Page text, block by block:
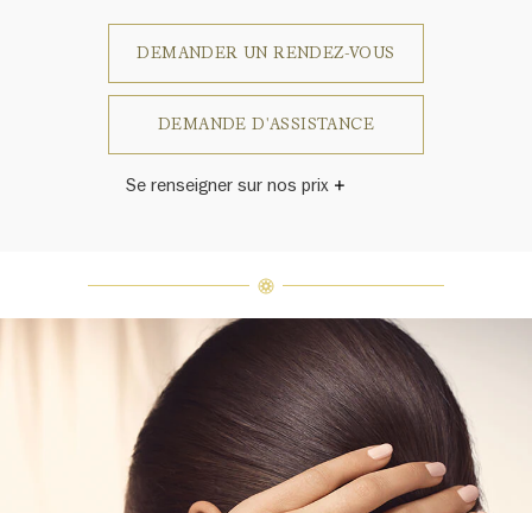
DEMANDER UN RENDEZ-VOUS
DEMANDE D'ASSISTANCE
Se renseigner sur nos prix
Maison Harry Winston présente un
assemblage exclusif de diamants
uniques et de pierres précieuses, le
poids en carats et la quantité de
pierres peuvent varier légèrement
d'une pièce à l'autre. Pour obtenir
de plus amples renseignements,
veuillez contacter le service
clientèle